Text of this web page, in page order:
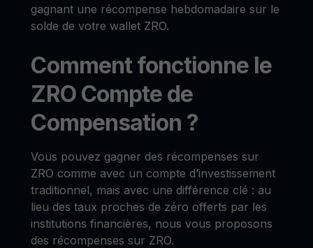
gagnant une récompense hebdomadaire sur le
solde de votre wallet ZRO.
Comment fonctionne le
ZRO Compte de
Compensation ?
Vous pouvez gagner des récompenses sur
ZRO comme avec un compte d’investissement
traditionnel, mais avec une différence clé : au
lieu des taux proches de zéro offerts par les
institutions financières, nous vous proposons
des récompenses sur ZRO.